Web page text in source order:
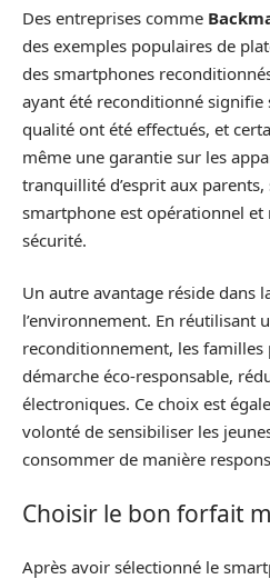
Des entreprises comme
des exemples populaires de
des smartphones
ayant été reconditionné signifie
qualité ont été effectués, et
même une garantie sur les
tranquillité d’esprit aux parents,
smartphone est opérationnel
sécurité.
Un autre avantage réside dans
l’environnement. En réutilisant
reconditionnement, les familles
démarche éco-responsable,
électroniques. Ce choix est
volonté de sensibiliser les
consommer de manière
Choisir le bon forfait
Après avoir sélectionné le